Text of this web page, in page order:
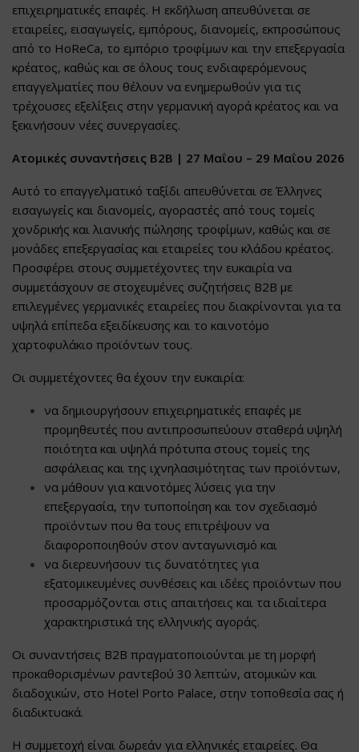
επιχειρηματικές επαφές. Η εκδήλωση απευθύνεται σε
εταιρείες, εισαγωγείς, εμπόρους, διανομείς, εκπροσώπους
από το HoReCa, το εμπόριο τροφίμων και την επεξεργασία
κρέατος, καθώς και σε όλους τους ενδιαφερόμενους
επαγγελματίες που θέλουν να ενημερωθούν για τις
τρέχουσες εξελίξεις στην γερμανική αγορά κρέατος και να
ξεκινήσουν νέες συνεργασίες.
Ατομικές συναντήσεις B2B | 27 Μαΐου – 29 Μαΐου 2026
Αυτό το επαγγελματικό ταξίδι απευθύνεται σε Έλληνες
εισαγωγείς και διανομείς, αγοραστές από τους τομείς
χονδρικής και λιανικής πώλησης τροφίμων, καθώς και σε
μονάδες επεξεργασίας και εταιρείες του κλάδου κρέατος.
Προσφέρει στους συμμετέχοντες την ευκαιρία να
συμμετάσχουν σε στοχευμένες συζητήσεις B2B με
επιλεγμένες γερμανικές εταιρείες που διακρίνονται για τα
υψηλά επίπεδα εξειδίκευσης και το καινοτόμο
χαρτοφυλάκιο προϊόντων τους.
Οι συμμετέχοντες θα έχουν την ευκαιρία:
να δημιουργήσουν επιχειρηματικές επαφές με
προμηθευτές που αντιπροσωπεύουν σταθερά υψηλή
ποιότητα και υψηλά πρότυπα στους τομείς της
ασφάλειας και της ιχνηλασιμότητας των προϊόντων,
να μάθουν για καινοτόμες λύσεις για την
επεξεργασία, την τυποποίηση και τον σχεδιασμό
προϊόντων που θα τους επιτρέψουν να
διαφοροποιηθούν στον ανταγωνισμό και
να διερευνήσουν τις δυνατότητες για
εξατομικευμένες συνθέσεις και ιδέες προϊόντων που
προσαρμόζονται στις απαιτήσεις και τα ιδιαίτερα
χαρακτηριστικά της ελληνικής αγοράς.
Οι συναντήσεις B2B πραγματοποιούνται με τη μορφή
προκαθορισμένων ραντεβού 30 λεπτών, ατομικών και
διαδοχικών, στο Hotel Porto Palace, στην τοποθεσία σας ή
διαδικτυακά.
Η συμμετοχή είναι δωρεάν για ελληνικές εταιρείες. Θα